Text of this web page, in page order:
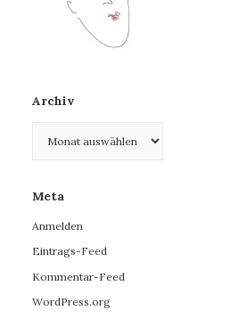
Archiv
Meta
Anmelden
Eintrags-Feed
Kommentar-Feed
WordPress.org